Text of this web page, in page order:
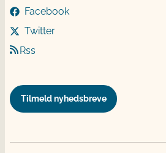
Facebook
Twitter
Rss
Tilmeld nyhedsbreve